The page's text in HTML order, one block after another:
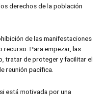
derechos de la población
de las manifestaciones
Para empezar, las
tratar de proteger y facilitar el
reunión pacífica.
está motivada por una